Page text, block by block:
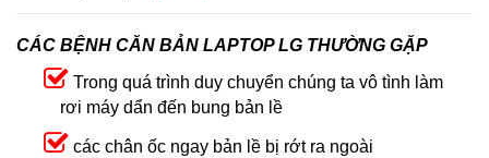
CÁC BỆNH CĂN BẢN LAPTOP LG THƯỜNG GẶP
Trong quá trình duy chuyển chúng ta vô tình làm
rơi máy dẩn đến bung bản lề
các chân ốc ngay bản lề bị rớt ra ngoài